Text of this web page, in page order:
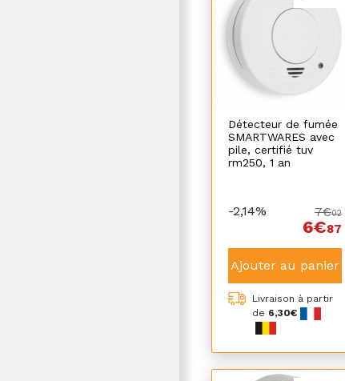
Détecteur de fumée
SMARTWARES avec
pile, certifié tuv
rm250, 1 an
-2,14% 7€02
6€87
Ajouter au panier
Livraison à partir
de 6,30€